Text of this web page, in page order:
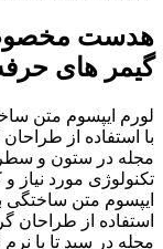
هدست مخصوص
گیمر های
لورم ایپسوم متن
با استفاده از
مجله در ستون و
تکنولوژی مورد نیاز
ایپسوم متن ساختگی
استفاده از طراحان
مجله در سبد تا با